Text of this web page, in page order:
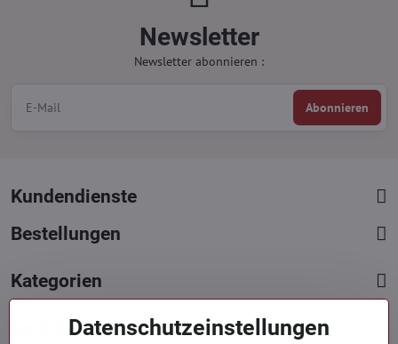
Newsletter
Newsletter abonnieren :
Abonnieren
Kundendienste
Bestellungen
Kategorien
KontakteDatenschutzeinstellungen